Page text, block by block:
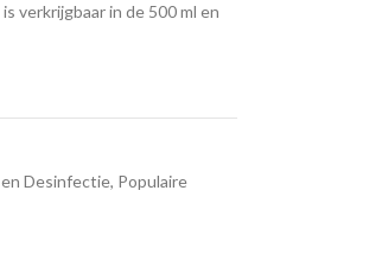
verkrijgbaar in de 500 ml en
Desinfectie, Populaire